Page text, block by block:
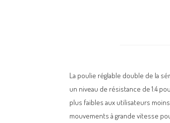
La poulie réglable double de la
un niveau de résistance de 1:4
plus faibles aux utilisateurs
mouvements à grande vitesse